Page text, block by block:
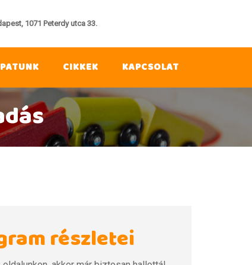
1071 Peterdy utca 33.
CIKKEK KAPCSOLAT
részletei